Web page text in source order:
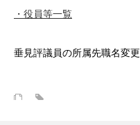
・役員等一覧
垂見評議員の所属先職名変更